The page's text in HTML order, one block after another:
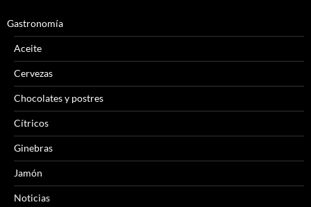
Gastronomía
Aceite
Cervezas
Chocolates y postres
Cítricos
Ginebras
Jamón
Noticias